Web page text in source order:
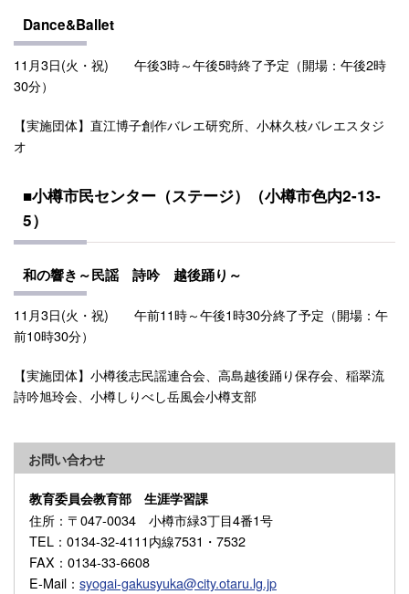
Dance&Ballet
11月3日(火・祝) 午後3時～午後5時終了予定（開場：午後2時
30分）
【実施団体】直江博子創作バレエ研究所、小林久枝バレエスタジ
オ
■小樽市民センター（ステージ）（小樽市色内2-13-
5）
和の響き～民謡 詩吟 越後踊り～
11月3日(火・祝) 午前11時～午後1時30分終了予定（開場：午
前10時30分）
【実施団体】小樽後志民謡連合会、高島越後踊り保存会、稲翠流
詩吟旭玲会、小樽しりべし岳風会小樽支部
お問い合わせ
教育委員会教育部 生涯学習課
住所 ：〒047-0034 小樽市緑3丁目4番1号
TEL ：0134-32-4111内線7531・7532
FAX ：0134-33-6608
E-Mail ： syogai-gakusyuka@city.otaru.lg.jp